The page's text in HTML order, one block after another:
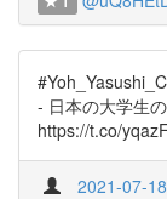
- 日本の大学生
https://t.co/
2021-07-